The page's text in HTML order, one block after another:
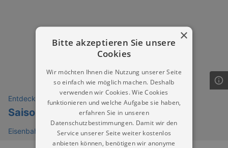
Entdeckungen
Saisonabschluss / Lokmitfahrten
Eisenbahnmuseum (IG Bw Dresden Altstadt e.V.)
×
Bitte akzeptieren Sie unsere
Cookies
Wir möchten Ihnen die Nutzung unserer Seite
so einfach wie möglich machen. Deshalb
verwenden wir Cookies. Wie Cookies
funktionieren und welche Aufgabe sie haben,
erfahren Sie in unseren
Datenschutzbestimmungen. Damit wir den
Service unserer Seite weiter kostenlos
anbieten können, benötigen wir anonyme